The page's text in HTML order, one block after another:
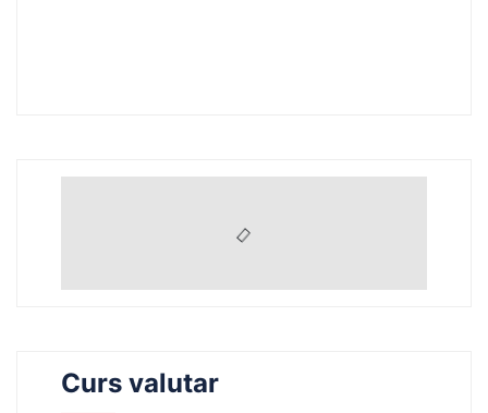
Curs valutar